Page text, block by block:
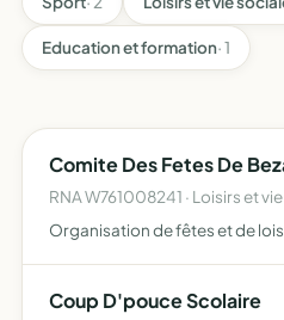
Education et formation· 1
Comite Des Fetes De
RNA W761008241 · Loisirs et
Organisation de fêtes et de
Coup D'pouce Scolaire